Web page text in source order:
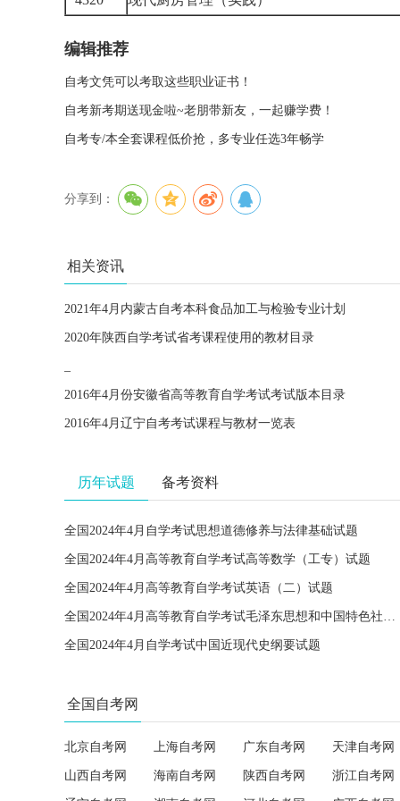
编辑推荐
自考文凭可以考取这些职业证书！
自考新考期送现金啦~老朋带新友，一起赚学费！
自考专/本全套课程低价抢，多专业任选3年畅学
分享到：
相关资讯
2021年4月内蒙古自考本科食品加工与检验专业计划
2020年陕西自学考试省考课程使用的教材目录
2016年4月份安徽省高等教育自学考试考试版本目录
2016年4月辽宁自考考试课程与教材一览表
历年试题 备考资料
全国2024年4月自学考试思想道德修养与法律基础试题
全国2024年4月高等教育自学考试高等数学（工专）试题
全国2024年4月高等教育自学考试英语（二）试题
全国2024年4月高等教育自学考试毛泽东思想和中国特色社会主义理论体系概论试题
全国2024年4月自学考试中国近现代史纲要试题
全国自考网
北京自考网 上海自考网 广东自考网 天津自考网
山西自考网 海南自考网 陕西自考网 浙江自考网